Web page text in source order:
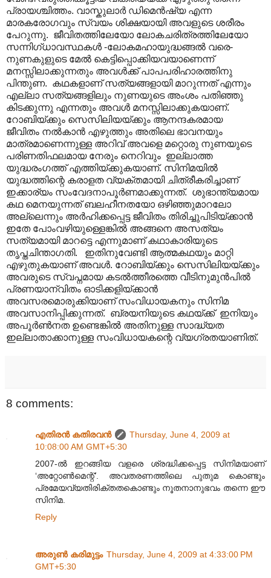
പ്രായശ്ചിത്തം. വാസ്കുലാർ ഡിമെൻഷ്യ എന്ന
മാരകരോഗവും സ്വയം ശിക്ഷയായി അവളുടെ ശരീരം
പേറുന്നു. ജീവിതത്തിലേയോ ലോകചരിത്രത്തിലേയോ
സന്നിഗ്ധാവസ്ഥകൾ -ലോകമഹായുദ്ധങ്ങൽ വരെ-
നുണകുളുടെ മേൽ കെട്ടിപ്പൊക്കിയവയാണെന്ന്
മനസ്സിലാക്കുന്നതും അവൾക്ക് പാപപരിഹാരത്തിനു
പിന്തുണ. കഥകളാണ് സത്യങ്ങളായി മാറുന്നത് എന്നും
എല്ലാ സത്യങ്ങളിലും നുണയുടെ അംശം പതിഞ്ഞു
കിടക്കുന്നു എന്നതും അവൾ മനസ്സിലാക്കുകയാണ്.
റോബിയ്ക്കും സെസിലിയയ്ക്കും ആനന്ദകരമായ
ജീവിതം നൽകാൻ എഴുത്തും അതിലെ ഭാവനയും
മാത്രമാണെന്നുള്ള അറിവ് അവളെ മറ്റൊരു നുണയുടെ
പരിണതിഫലമായ നേരും നെറിവും ഇല്ലാത്ത
യുദ്ധരംഗത്ത് എത്തിയ്ക്കുകയാണ്. സിനിമയിൽ
യുദ്ധത്തിന്റെ കരാളത വ്യക്തമായി ചിത്രീകരിച്ചാണ്
ഇക്കാര്യം സംവേദനാപൂർണമാക്കുന്നത്. ശുഭാന്ത്യമായ
കഥ മെനയുന്നത് ബലഹീനതയോ ഒഴിഞ്ഞുമാറലോ
അല്ലെന്നും അർഹിക്കപ്പെട്ട ജീവിതം തിരിച്ചുപിടിയ്ക്കാൻ
ഇതേ പോംവഴിയുള്ളെങ്കിൽ അങ്ങനെ അസത്യം
സത്യമായി മാറട്ടെ എന്നുമാണ് കഥാകാരിയുടെ
തൃപ്തചിന്താഗതി. ഇതിനുവേണ്ടി ആത്മകഥയും മാറ്റി
എഴുതുകയാണ് അവൾ. റോബിയ്ക്കും സെസിലിയയ്ക്കും
അവരുടെ സ്വപ്നമായ കടൽത്തീരത്തെ വീടിനുമുൻപിൽ
പ്രണയാന്വിതം ഓടിക്കളിയ്ക്കാൻ
അവസരമൊരുക്കിയാണ് സംവിധായകനും സിനിമ
അവസാനിപ്പിക്കുന്നത്. ബ്രയനിയുടെ കഥയ്ക്ക് ഇനിയും
അപൂർൺനത ഉണ്ടെങ്കിൽ അതിനുള്ള സാദ്ധ്യത
ഇല്ലാതാക്കാനുള്ള സംവിധായകന്റെ വ്യഗ്രതയാണിത്.
8 comments:
എതിരന്‍ കതിരവന്‍
Thursday, June 4, 2009 at
10:08:00 AM GMT+5:30
2007-ൽ ഇറങ്ങിയ വളരെ ശ്രദ്ധിക്കപ്പെട്ട സിനിമയാണ്
‘അറ്റോൺമെന്റ്’. അവതരണത്തിലെ പുതുമ കൊണ്ടും
പ്രമേയവ്യതിരിക്തതകൊണ്ടും നൂതനാനുഭവം തന്നെ ഈ
സിനിമ.
Reply
അരുണ്‍ കരിമുട്ടം Thursday, June 4, 2009 at 4:33:00 PM
GMT+5:30